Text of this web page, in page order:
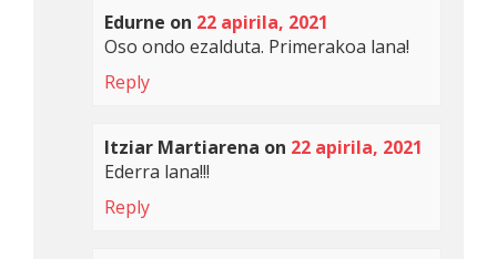
Edurne on 22 apirila, 2021
Oso ondo ezalduta. Primerakoa lana!
Reply
Itziar Martiarena on 22 apirila, 2021
Ederra lana!!!
Reply